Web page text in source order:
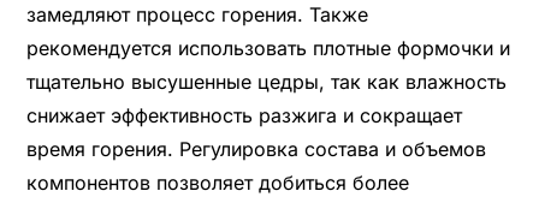
замедляют процесс горения. Также
рекомендуется использовать плотные формочки и
тщательно высушенные цедры, так как влажность
снижает эффективность разжига и сокращает
время горения. Регулировка состава и объемов
компонентов позволяет добиться более